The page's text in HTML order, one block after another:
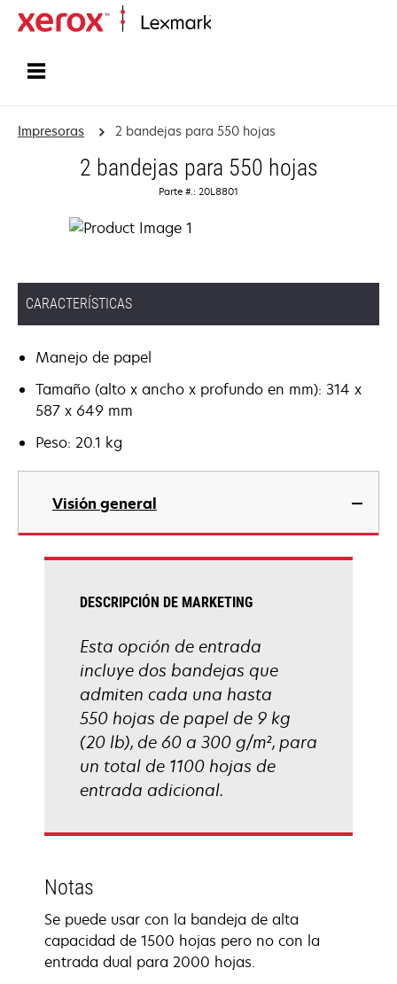
Impresoras 2 bandejas para 550 hojas
2 bandejas para 550 hojas
Parte #.: 20L8801
CARACTERÍSTICAS
Manejo de papel
Tamaño (alto x ancho x profundo en mm): 314 x
587 x 649 mm
Peso: 20.1 kg
Visión general
DESCRIPCIÓN DE MARKETING
Esta opción de entrada
incluye dos bandejas que
admiten cada una hasta
550 hojas de papel de 9 kg
(20 lb), de 60 a 300 g/m², para
un total de 1100 hojas de
entrada adicional.
Notas
Se puede usar con la bandeja de alta
capacidad de 1500 hojas pero no con la
entrada dual para 2000 hojas.